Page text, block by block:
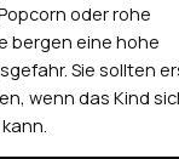
oder rohe
bergen eine hohe
Sie sollten
wenn das Kind